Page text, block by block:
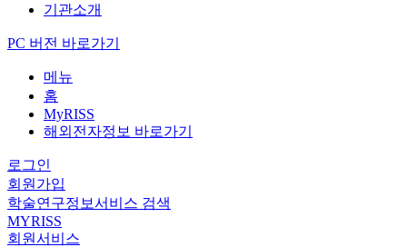
기관소개
PC 버전 바로가기
메뉴
홈
MyRISS
해외전자정보 바로가기
로그인
회원가입
학술연구정보서비스 검색
MYRISS
회원서비스